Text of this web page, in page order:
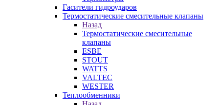
Гасители гидроударов
Термостатические смесительные клапаны
Назад
Термостатические смесительные
клапаны
ESBE
STOUT
WATTS
VALTEC
WESTER
Теплообменники